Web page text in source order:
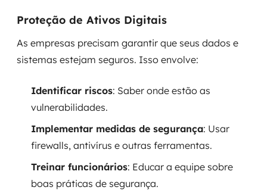
MSS
Consultoria de segurança
Segurança de aplicações e Cloud
Proteção de Ativos Digitais
As empresas precisam garantir que seus dados e
sistemas estejam seguros. Isso envolve:
Identificar riscos: Saber onde estão as
vulnerabilidades.
Implementar medidas de segurança: Usar
firewalls, antivírus e outras ferramentas.
Treinar funcionários: Educar a equipe sobre
boas práticas de segurança.